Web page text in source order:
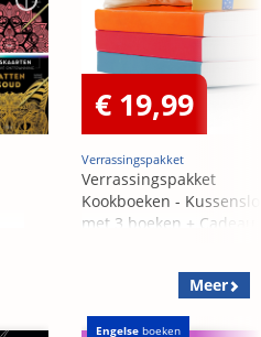
€ 19,99
Verrassingspakket
Verrassingspakket
Kookboeken -
met 3 boeken + Cadeau
Meer
Engelse boeken